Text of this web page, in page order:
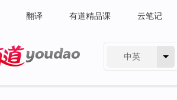
翻译 有道精品课 云笔记
中英